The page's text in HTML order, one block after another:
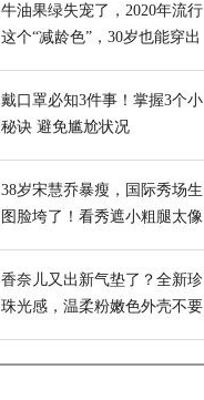
牛油果绿失宠了，2020年流行
这个“减龄色”，30岁也能穿出
戴口罩必知3件事！掌握3个小
秘诀 避免尴尬状况
38岁宋慧乔暴瘦，国际秀场生
图脸垮了！看秀遮小粗腿太像
香奈儿又出新气垫了？全新珍
珠光感，温柔粉嫩色外壳不要